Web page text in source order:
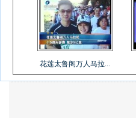
花莲太鲁阁万人马拉...